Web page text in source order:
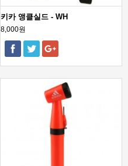
키카 앵클실드 - WH
8,000원